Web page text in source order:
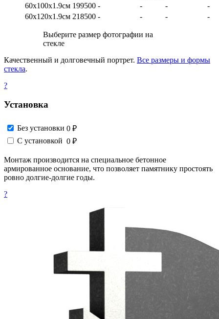
60х100х1.9см 199500 - - -
-
60х120х1.9см 218500 - - - -
Выберите размер фотографии на
стекле
Качественный и долговечный портрет. Все размеры и формы
стекла.
?
Установка
Без установки 0 ₽
С установкой 0 ₽
Монтаж производится на специальное бетонное
армированное основание, что позволяет памятнику простоять
ровно долгие-долгие годы.
?